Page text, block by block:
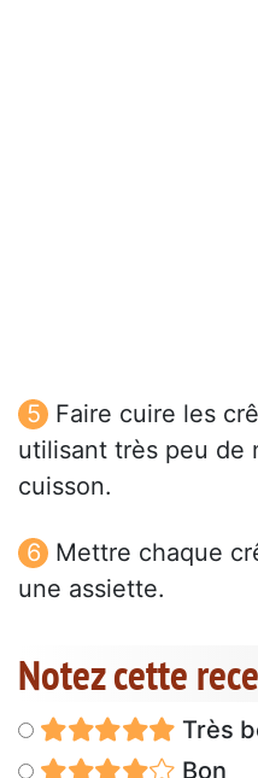
Faire cuire les
utilisant très peu de
cuisson.
Mettre chaque
une assiette.
Notez cette
Très
Bon